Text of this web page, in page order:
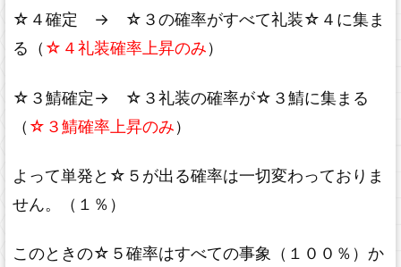
☆４確定 → ☆３の確率がすべて礼装☆４に集ま
る（ ☆４礼装確率上昇のみ）
☆３鯖確定→ ☆３礼装の確率が☆３鯖に集まる
（ ☆３鯖確率上昇のみ）
よって単発と☆５が出る確率は一切変わっておりま
せん。（１％）
このときの☆５確率はすべての事象（１００％）か